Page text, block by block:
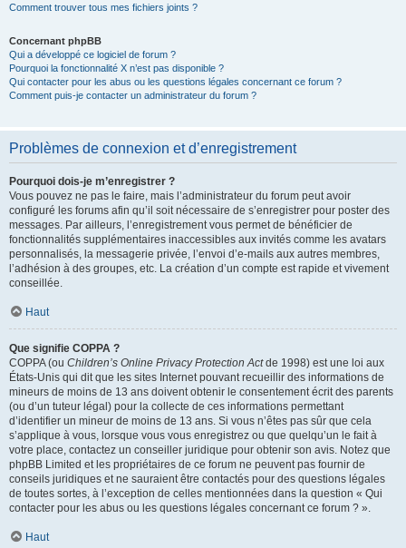
Comment trouver tous mes fichiers joints ?
Concernant phpBB
Qui a développé ce logiciel de forum ?
Pourquoi la fonctionnalité X n’est pas disponible ?
Qui contacter pour les abus ou les questions légales concernant ce forum ?
Comment puis-je contacter un administrateur du forum ?
Problèmes de connexion et d’enregistrement
Pourquoi dois-je m’enregistrer ?
Vous pouvez ne pas le faire, mais l’administrateur du forum peut avoir
configuré les forums afin qu’il soit nécessaire de s’enregistrer pour poster des
messages. Par ailleurs, l’enregistrement vous permet de bénéficier de
fonctionnalités supplémentaires inaccessibles aux invités comme les avatars
personnalisés, la messagerie privée, l’envoi d’e-mails aux autres membres,
l’adhésion à des groupes, etc. La création d’un compte est rapide et vivement
conseillée.
Haut
Que signifie COPPA ?
COPPA (ou Children’s Online Privacy Protection Actde 1998) est une loi aux
États-Unis qui dit que les sites Internet pouvant recueillir des informations de
mineurs de moins de 13 ans doivent obtenir le consentement écrit des parents
(ou d’un tuteur légal) pour la collecte de ces informations permettant
d’identifier un mineur de moins de 13 ans. Si vous n’êtes pas sûr que cela
s’applique à vous, lorsque vous vous enregistrez ou que quelqu’un le fait à
votre place, contactez un conseiller juridique pour obtenir son avis. Notez que
phpBB Limited et les propriétaires de ce forum ne peuvent pas fournir de
conseils juridiques et ne sauraient être contactés pour des questions légales
de toutes sortes, à l’exception de celles mentionnées dans la question « Qui
contacter pour les abus ou les questions légales concernant ce forum ? ».
Haut